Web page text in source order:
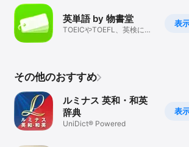
・例えば、「かわいい」という見出し語で「か
◆発信（アウトプット）に役立つコラム多数！
・「うれしい」「悲しい」といった概念の下に
表
英単語 by 物書堂
TOEICやTOEFL、英検にも
その他のおすすめ
表
ルミナス 英和・和英
辞典
UniDict® Powered